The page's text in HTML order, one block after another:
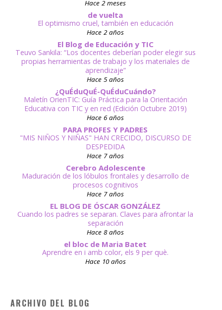
Hace 2 meses
de vuelta
El optimismo cruel, también en educación
Hace 2 años
El Blog de Educación y TIC
Teuvo Sankila: “Los docentes deberían poder elegir sus
propias herramientas de trabajo y los materiales de
aprendizaje”
Hace 5 años
¿QuÉduQuÉ-QuÉduCuándo?
Maletín OrienTIC: Guía Práctica para la Orientación
Educativa con TIC y en red (Edición Octubre 2019)
Hace 6 años
PARA PROFES Y PADRES
"MIS NIÑOS Y NIÑAS" HAN CRECIDO, DISCURSO DE
DESPEDIDA
Hace 7 años
Cerebro Adolescente
Maduración de los lóbulos frontales y desarrollo de
procesos cognitivos
Hace 7 años
EL BLOG DE ÓSCAR GONZÁLEZ
Cuando los padres se separan. Claves para afrontar la
separación
Hace 8 años
el bloc de Maria Batet
Aprendre en i amb color, els 9 per què.
Hace 10 años
ARCHIVO DEL BLOG